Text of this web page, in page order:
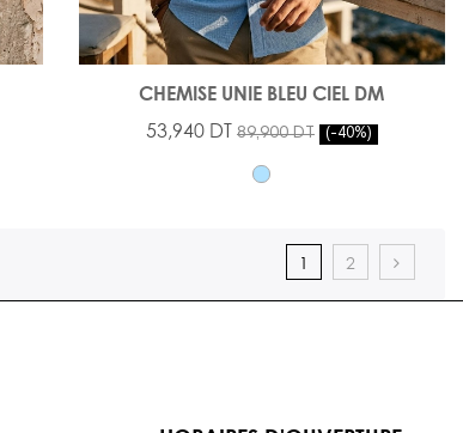
CHEMISE UNIE BLEU CIEL DM
53,940 DT 89,900 DT -40%
1 2